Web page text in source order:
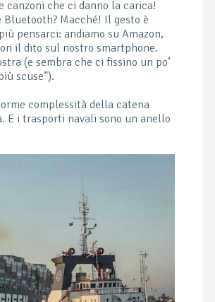
canzoni che ci danno la carica!
Bluetooth? Macché! Il gesto è
pensarci: andiamo su Amazon,
il dito sul nostro smartphone.
(e sembra che ci fissino un po’
scuse”).
complessità della catena
E i trasporti navali sono un anello